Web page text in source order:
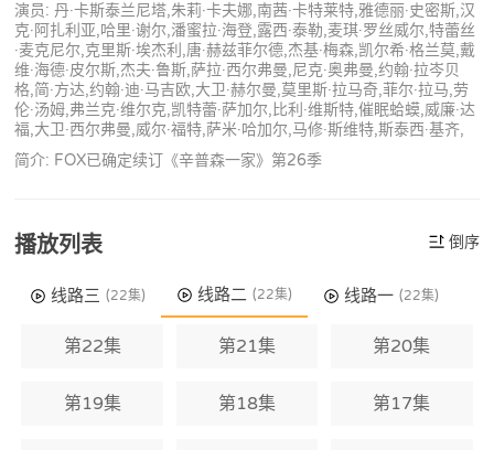
演员: 丹·卡斯泰兰尼塔,朱莉·卡夫娜,南茜·卡特莱特,雅德丽·史密斯,汉
克·阿扎利亚,哈里·谢尔,潘蜜拉·海登,露西·泰勒,麦琪·罗丝威尔,特蕾丝
·麦克尼尔,克里斯·埃杰利,唐·赫兹菲尔德,杰基·梅森,凯尔希·格兰莫,戴
维·海德·皮尔斯,杰夫·鲁斯,萨拉·西尔弗曼,尼克·奥弗曼,约翰·拉岑贝
格,简·方达,约翰·迪·马吉欧,大卫·赫尔曼,莫里斯·拉马奇,菲尔·拉马,劳
伦·汤姆,弗兰克·维尔克,凯特蕾·萨加尔,比利·维斯特,催眠蛤蟆,威廉·达
福,大卫·西尔弗曼,威尔·福特,萨米·哈加尔,马修·斯维特,斯泰西·基齐,
简介: FOX已确定续订《辛普森一家》第26季
播放列表 倒序
线路三 (22集) 线路二 (22集) 线路一 (22集)
第22集 第21集 第20集
第19集 第18集 第17集